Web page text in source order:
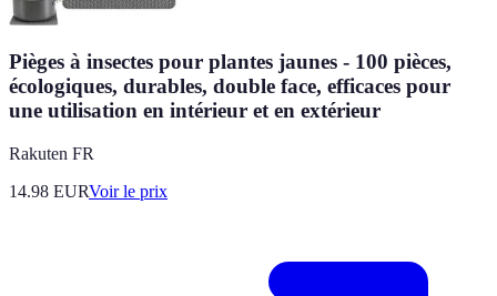
Pièges à insectes pour plantes jaunes - 100 pièces,
écologiques, durables, double face, efficaces pour
une utilisation en intérieur et en extérieur
Rakuten FR
14.98 EURVoir le prix